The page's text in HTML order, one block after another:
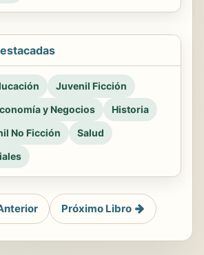
Juvenil Ficción
y Negocios
Historia
No Ficción
Salud
Próximo Libro